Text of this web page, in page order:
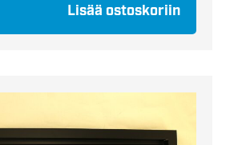
Lisää ostoskoriin